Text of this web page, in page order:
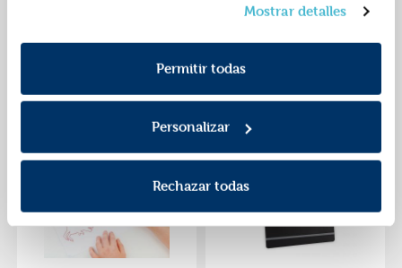
consentimiento en cualquier momento. Para más
información consulta laPolítica de Cookiesy la
Política de Privacidad.
Mostrar detalles
Permitir todas
Personalizar
Rechazar todas
6 unidades
Plantillas estarcir
unidades